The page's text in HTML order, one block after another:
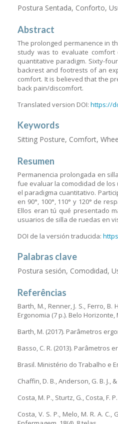
Postura Sentada, Conforto,
Abstract
The prolonged permanence in
study was to evaluate
quantitative paradigm. Sixty-
backrest and footrests of an
comfort. It is believed that the
back pain/discomfort.
Translated version DOI:https://
Keywords
Sitting Posture, Comfort,
Resumen
Permanencia prolongada en
fue evaluar la comodidad de
el paradigma cuantitativo.
en 90°, 100°, 110° y 120° de
Ellos eran tú qué presentado
usuarios de silla de ruedas en
DOI de la versión traducida:
Palabras clave
Postura sesión, Comodidad,
Referências
Barth, M., Renner, J. S., Ferro,
Ergonomia (7 p.). Belo Horizonte,
Barth, M. (2017). Parâmetros
Basso, C. R. (2013).
Brasil. Ministério do Trabalho e
Chaffin, D. B., Anderson, G. B. J.,
Costa, M. P., Sturtz, G., Costa, F.
Costa, V. S. P., Melo, M. R. A.